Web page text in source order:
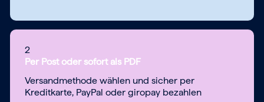
2
Per Post oder sofort als PDF
Versandmethode wählen und sicher per
Kreditkarte, PayPal oder giropay bezahlen